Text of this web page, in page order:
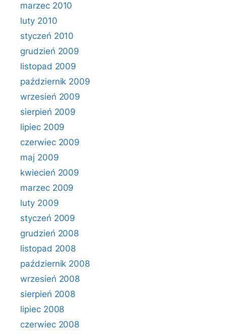
marzec 2010
luty 2010
styczeń 2010
grudzień 2009
listopad 2009
październik 2009
wrzesień 2009
sierpień 2009
lipiec 2009
czerwiec 2009
maj 2009
kwiecień 2009
marzec 2009
luty 2009
styczeń 2009
grudzień 2008
listopad 2008
październik 2008
wrzesień 2008
sierpień 2008
lipiec 2008
czerwiec 2008